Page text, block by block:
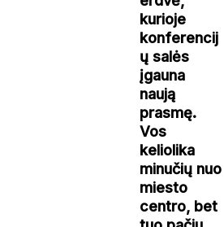
kurioje
konferencij
ų salės
įgauna
naują
prasmę.
Vos
keliolika
minučių nuo
miesto
centro, bet